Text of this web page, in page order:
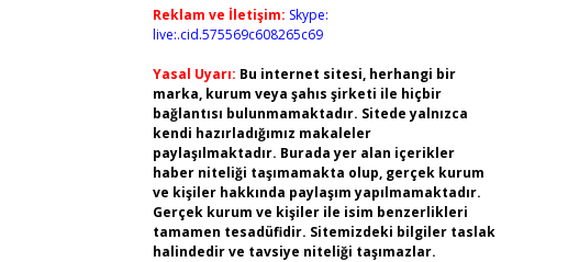
Reklam ve İletişim: Skype:
live:.cid.575569c608265c69
Yasal Uyarı: Bu internet sitesi, herhangi bir
marka, kurum veya şahıs şirketi ile hiçbir
bağlantısı bulunmamaktadır. Sitede yalnızca
kendi hazırladığımız makaleler
paylaşılmaktadır. Burada yer alan içerikler
haber niteliği taşımamakta olup, gerçek kurum
ve kişiler hakkında paylaşım yapılmamaktadır.
Gerçek kurum ve kişiler ile isim benzerlikleri
tamamen tesadüfidir. Sitemizdeki bilgiler taslak
halindedir ve tavsiye niteliği taşımazlar.